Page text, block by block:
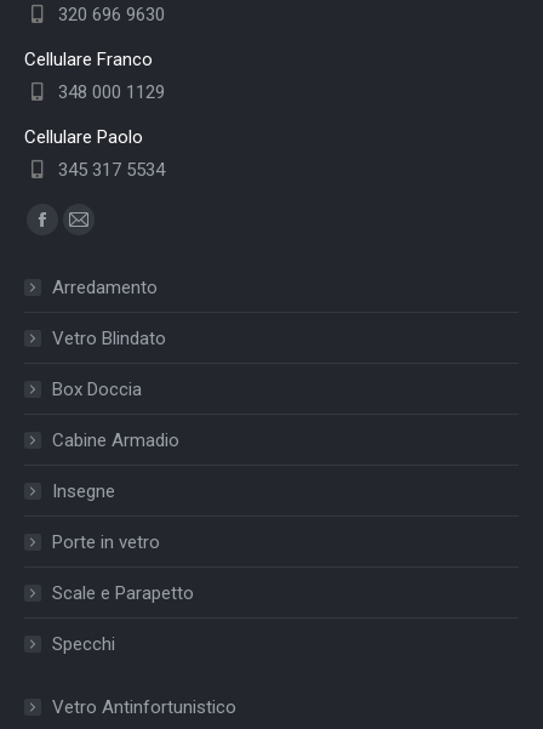
320 696 9630
Cellulare Franco
348 000 1129
Cellulare Paolo
345 317 5534
Find us on:
Facebook
opens
in
window
Mail
opens
in
window
Arredamento
Vetro Blindato
Box Doccia
Cabine Armadio
Insegne
Porte in vetro
Scale e Parapetto
Specchi
Vetro Antinfortunistico